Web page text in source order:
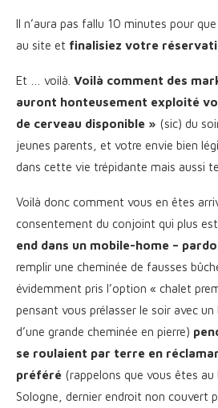
Il n’aura pas fallu 10 minutes pour
au site et finalisiez votre
Et … voilà. Voilà comment des
auront honteusement exploité
de cerveau disponible » (sic) du
jeunes parents, et votre envie bien
dans cette vie trépidante mais aussi
Voilà donc comment vous en êtes
consentement du conjoint qui plus
end dans un mobile-home –
remplir une cheminée de fausses
évidemment pris l’option « chalet
pensant vous prélasser le soir avec un
d’une grande cheminée en pierre)
se roulaient par terre en
préféré (rappelons que vous êtes au
Sologne, dernier endroit non couvert